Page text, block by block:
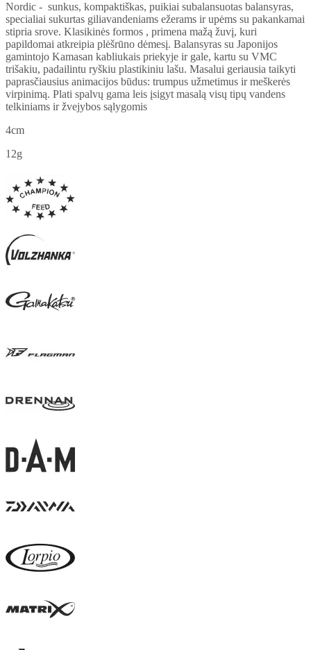
Nordic - sunkus, kompaktiškas, puikiai subalansuotas balansyras,
specialiai sukurtas giliavandeniams ežerams ir upėms su pakankamai
stipria srove. Klasikinės formos , primena mažą žuvį, kuri
papildomai atkreipia plėšrūno dėmesį. Balansyras su Japonijos
gamintojo Kamasan kabliukais priekyje ir gale, kartu su VMC
trišakiu, padailintu ryškiu plastikiniu lašu. Masalui geriausia taikyti
paprasčiausius animacijos būdus: trumpus užmetimus ir meškerės
virpinimą. Plati spalvų gama leis įsigyt masalą visų tipų vandens
telkiniams ir žvejybos sąlygomis
4cm
12g